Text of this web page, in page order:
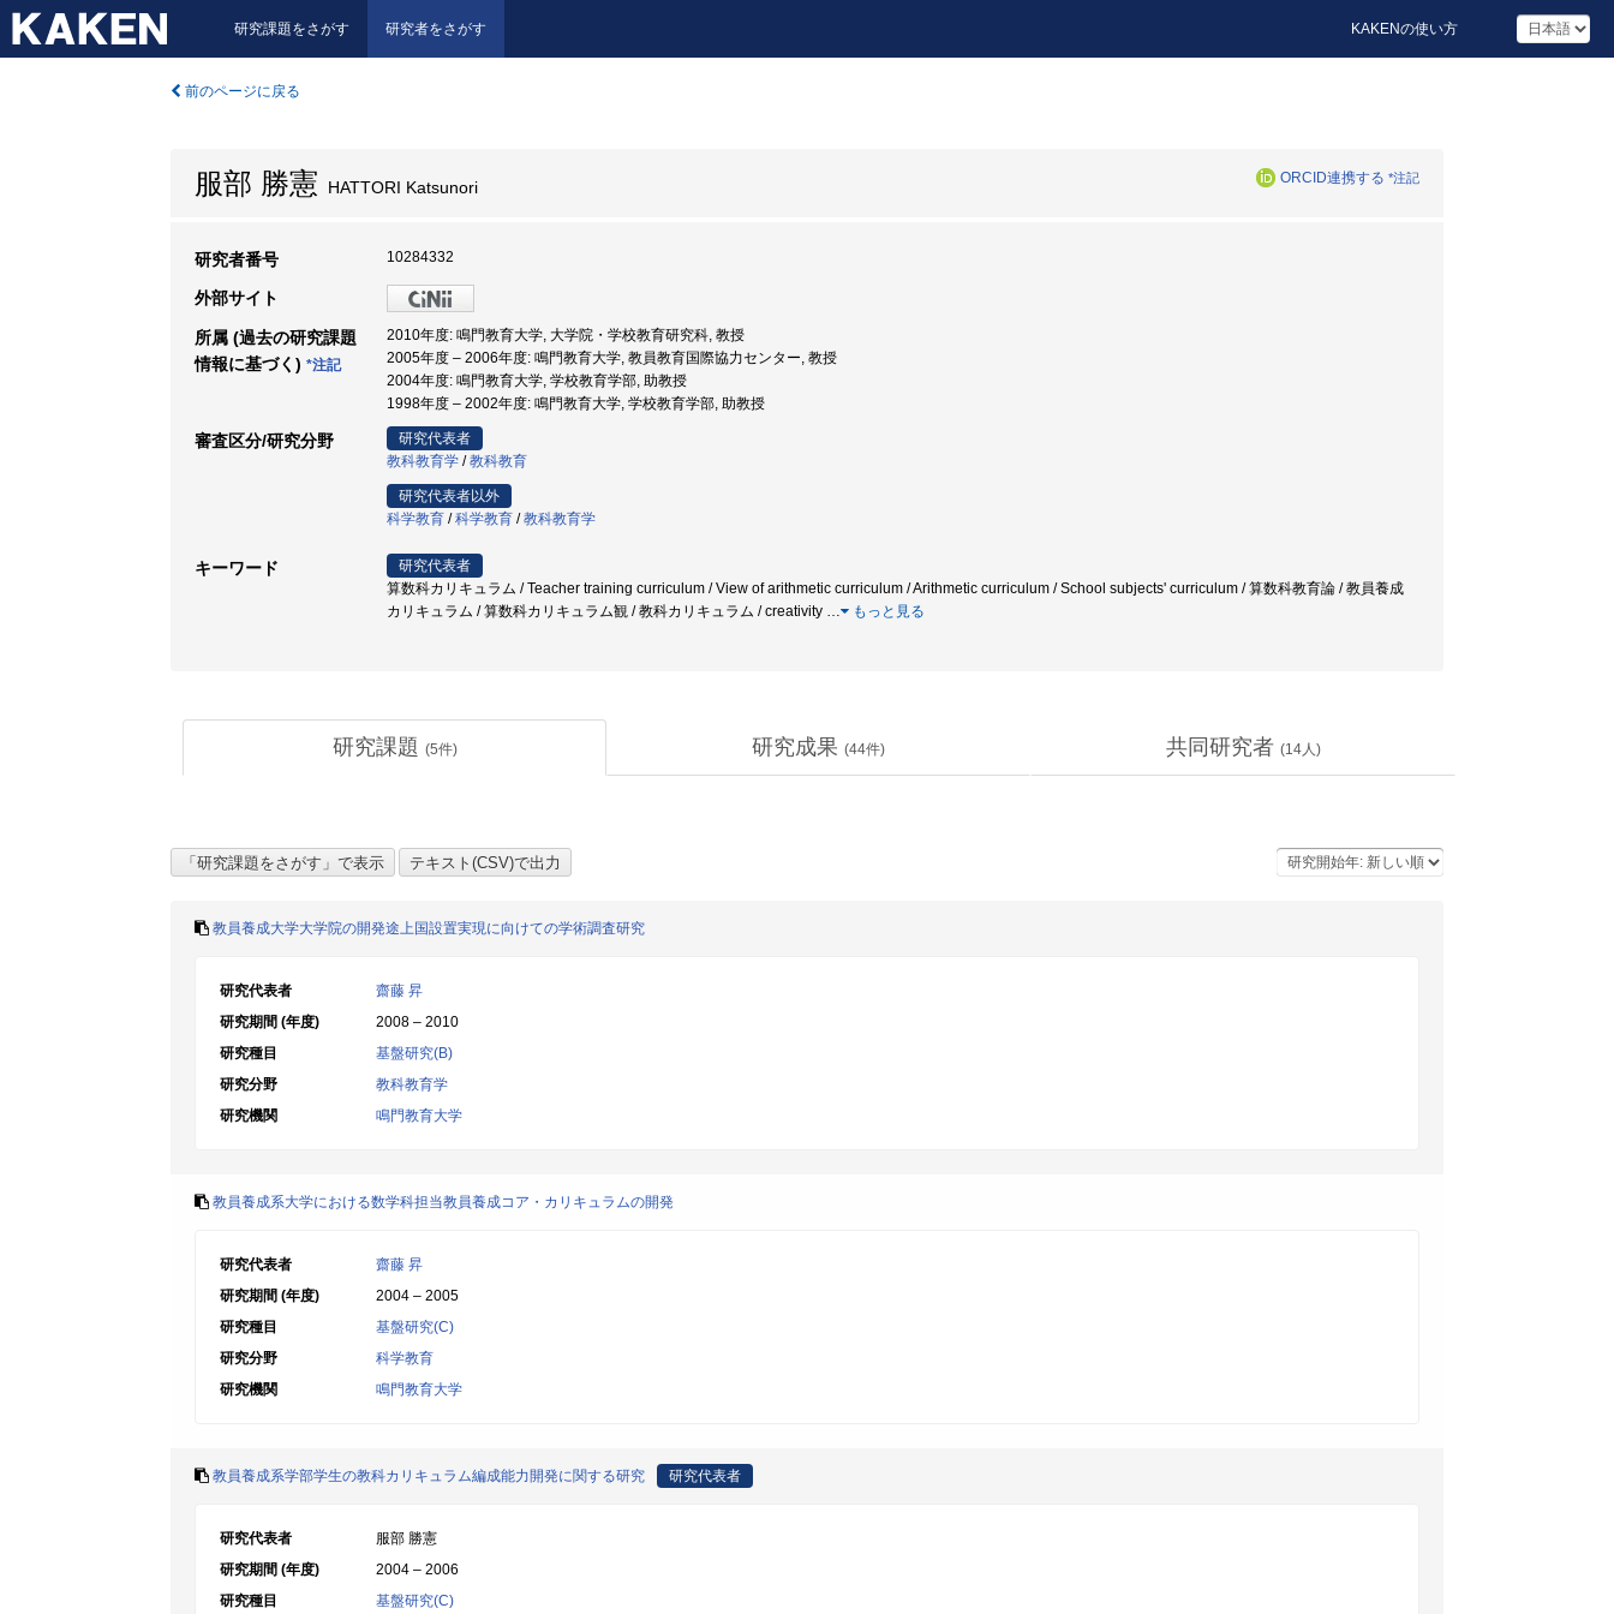
研究課題をさがす 研究者をさがす KAKENの使い方
前のページに戻る
服部 勝憲 HATTORI Katsunori ORCID連携する *注記
研究者番号 10284332
外部サイト
所属 (過去の研究課題
情報に基づく) *注記
2010年度: 鳴門教育大学, 大学院・学校教育研究科, 教授
2005年度 – 2006年度: 鳴門教育大学, 教員教育国際協力センター, 教授
2004年度: 鳴門教育大学, 学校教育学部, 助教授
1998年度 – 2002年度: 鳴門教育大学, 学校教育学部, 助教授
審査区分/研究分野
研究代表者
教科教育学 /教科教育
研究代表者以外
科学教育 /科学教育 /教科教育学
キーワード
研究代表者
算数科カリキュラム / Teacher training curriculum / View of arithmetic curriculum / Arithmetic curriculum / School subjects' curriculum / 算数科教育論 / 教員養成
カリキュラム / 算数科カリキュラム観 / 教科カリキュラム / creativity … もっと見る
研究課題 (5件) 研究成果 (44件) 共同研究者 (14人)
教員養成大学大学院の開発途上国設置実現に向けての学術調査研究
研究代表者
齋藤 昇
研究期間 (年度)
2008 – 2010
研究種目
基盤研究(B)
研究分野
教科教育学
研究機関
鳴門教育大学
教員養成系大学における数学科担当教員養成コア・カリキュラムの開発
研究代表者
齋藤 昇
研究期間 (年度)
2004 – 2005
研究種目
基盤研究(C)
研究分野
科学教育
研究機関
鳴門教育大学
教員養成系学部学生の教科カリキュラム編成能力開発に関する研究 研究代表者
研究代表者
服部 勝憲
研究期間 (年度)
2004 – 2006
研究種目
基盤研究(C)